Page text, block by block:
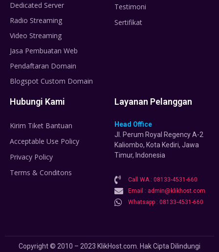
Dedicated Server
Radio Streaming
Video Streaming
Jasa Pembuatan Web
Pendaftaran Domain
Blogspot Custom Domain
Testimoni
Sertifikat
Hubungi Kami
Kirim Tiket Bantuan
Acceptable Use Policy
Privacy Policy
Terms & Conditons
Layanan Pelanggan
Head Office
Jl. Perum Royal Regency A-2
Kaliombo, Kota Kediri, Jawa
Timur, Indonesia
Call WA : 08133-4531-660
Email : admin@klikhost.com
Whatsapp : 08133-4531-660
Copyright © 2010 – 2023 KlikHost.com. Hak Cipta Dilindungi